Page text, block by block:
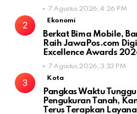
7 Agustus 2026, 4:26 PM
Ekonomi
Berkat Bima Mobile,
Raih JawaPos.com
Excellence Awards
7 Agustus 2026, 3:33 PM
Kota
Pangkas Waktu Tunggu
Pengukuran Tanah,
Terus Terapkan